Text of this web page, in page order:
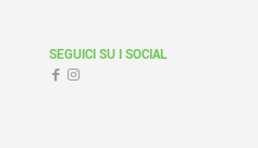
SEGUICI SU I SOCIAL